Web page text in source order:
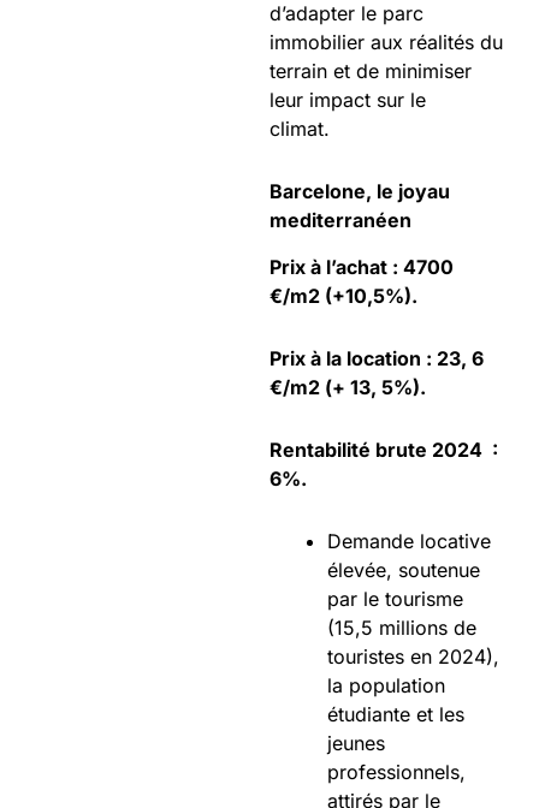
d’adapter le parc
immobilier aux réalités du
terrain et de minimiser
leur impact sur le
climat.
Barcelone, le joyau
mediterranéen
Prix à l’achat : 4700
€/m2 (+10,5%).
Prix à la location : 23, 6
€/m2 (+ 13, 5%).
Rentabilité brute 2024 :
6%.
Demande locative
élevée, soutenue
par le tourisme
(15,5 millions de
touristes en 2024),
la population
étudiante et les
jeunes
professionnels,
attirés par le